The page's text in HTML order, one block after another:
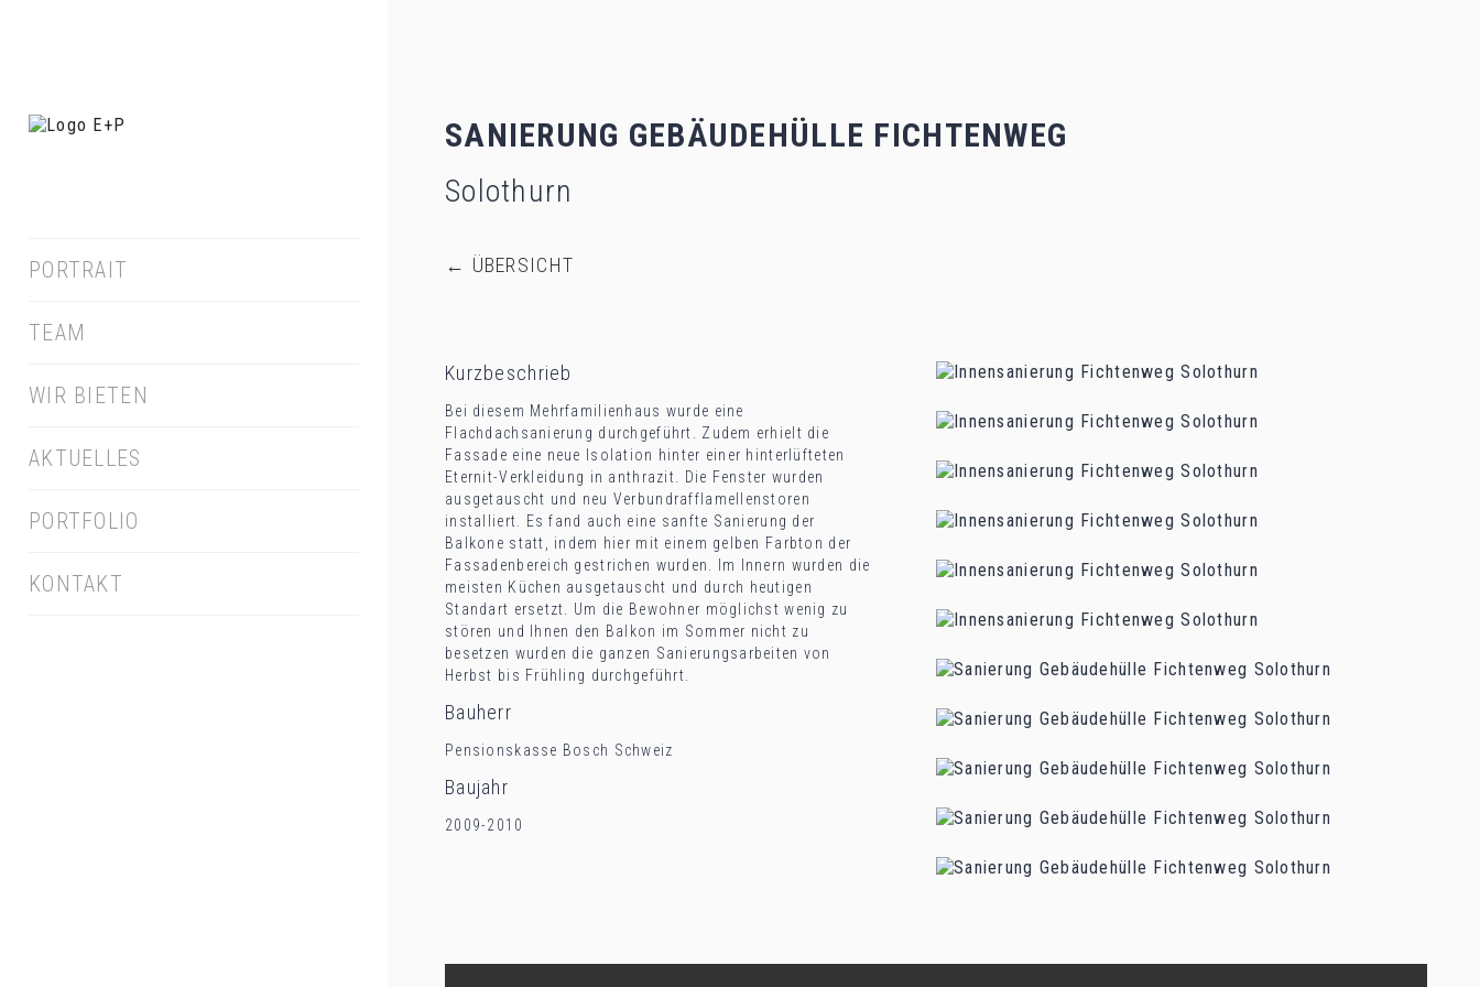
PORTRAIT
TEAM
WIR BIETEN
AKTUELLES
PORTFOLIO
KONTAKT
SANIERUNG GEBÄUDEHÜLLE FICHTENWEG
Solothurn
← ÜBERSICHT
Kurzbeschrieb
Bei diesem Mehrfamilienhaus wurde eine
Flachdachsanierung durchgeführt. Zudem erhielt die
Fassade eine neue Isolation hinter einer hinterlüfteten
Eternit-Verkleidung in anthrazit. Die Fenster wurden
ausgetauscht und neu Verbundrafflamellenstoren
installiert. Es fand auch eine sanfte Sanierung der
Balkone statt, indem hier mit einem gelben Farbton der
Fassadenbereich gestrichen wurden. Im Innern wurden die
meisten Küchen ausgetauscht und durch heutigen
Standart ersetzt. Um die Bewohner möglichst wenig zu
stören und Ihnen den Balkon im Sommer nicht zu
besetzen wurden die ganzen Sanierungsarbeiten von
Herbst bis Frühling durchgeführt.
Bauherr
Pensionskasse Bosch Schweiz
Baujahr
2009-2010